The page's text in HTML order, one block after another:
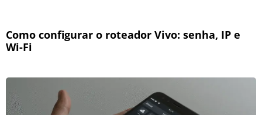
Como configurar o roteador Vivo: senha, IP e
Wi-Fi